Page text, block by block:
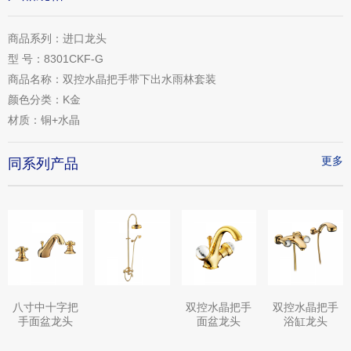
商品系列： 进口龙头
型 号： 8301CKF-G
商品名称： 双控水晶把手带下出水雨林套装
颜色分类： K金
材质： 铜+水晶
同系列产品 更多
八寸中十字把
手面盆龙头
双控水晶把手
面盆龙头
双控水晶把手
浴缸龙头